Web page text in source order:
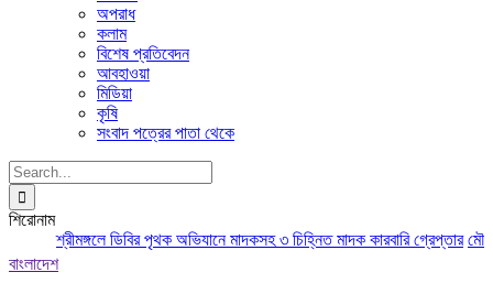
অপরাধ
কলাম
বিশেষ প্রতিবেদন
আবহাওয়া
মিডিয়া
কৃষি
সংবাদ পত্রের পাতা থেকে
Search
for:
শিরোনাম
শ্রীমঙ্গলে ডিবির পৃথক অভিযানে মাদকসহ ৩ চিহ্নিত মাদক কারবারি গ্রেপ্তার
বাংলাদেশ